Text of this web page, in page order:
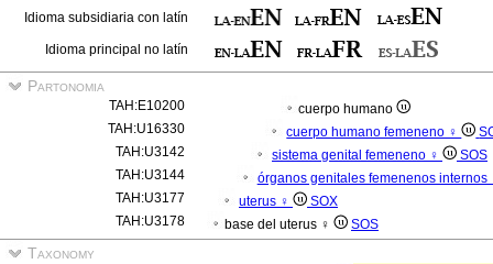
Idioma subsidiaria con latín
Idioma principal no latín
Partonomia
TAH:E10200
cuerpo humano
TAH:U16330
cuerpo humano femeneno ♀
TAH:U3142
sistema genital femeneno ♀
SOS
TAH:U3144
órganos genitales femenenos
TAH:U3177
uterus ♀
SOX
TAH:U3178
base del uterus ♀ SOS
Taxonomy